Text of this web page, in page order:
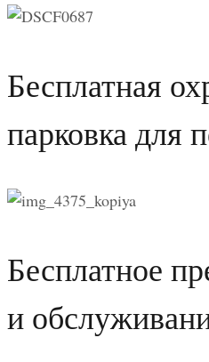
Бесплатная
парковка для
Бесплатное
и